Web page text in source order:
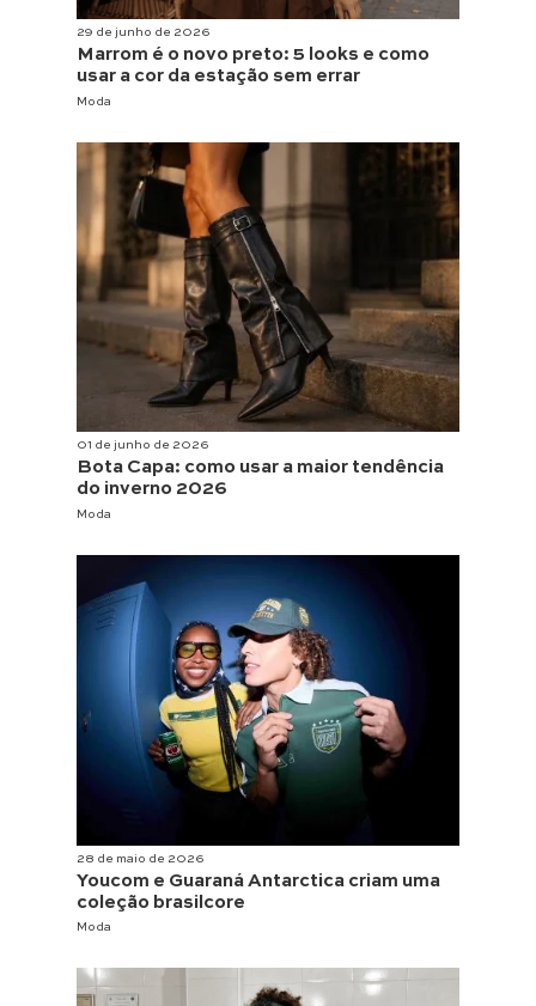
29 de junho de 2026
Marrom é o novo preto: 5 looks e como
usar a cor da estação sem errar
Moda
01 de junho de 2026
Bota Capa: como usar a maior tendência
do inverno 2026
Moda
28 de maio de 2026
Youcom e Guaraná Antarctica criam uma
coleção brasilcore
Moda